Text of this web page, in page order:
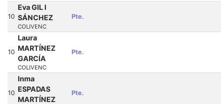
10
Eva GIL I
SÁNCHEZ
COLIVENC
Pte.
10
Laura
MARTÍNEZ
GARCÍA
COLIVENC
Pte.
10
Inma
ESPADAS
MARTÍNEZ
Pte.